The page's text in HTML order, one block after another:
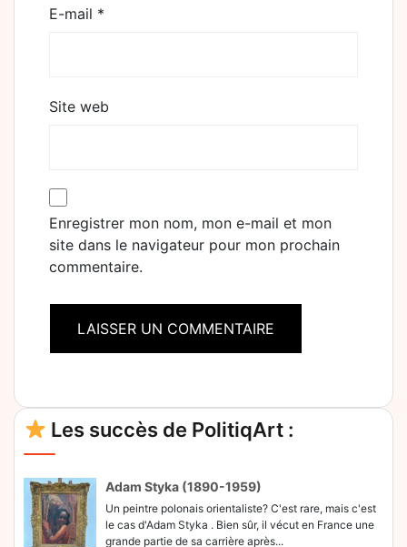
E-mail *
Site web
Enregistrer mon nom, mon e-mail et mon
site dans le navigateur pour mon prochain
commentaire.
Les succès de PolitiqArt :
Adam Styka (1890-1959)
Un peintre polonais orientaliste? C'est rare, mais c'est
le cas d'Adam Styka . Bien sûr, il vécut en France une
grande partie de sa carrière après...